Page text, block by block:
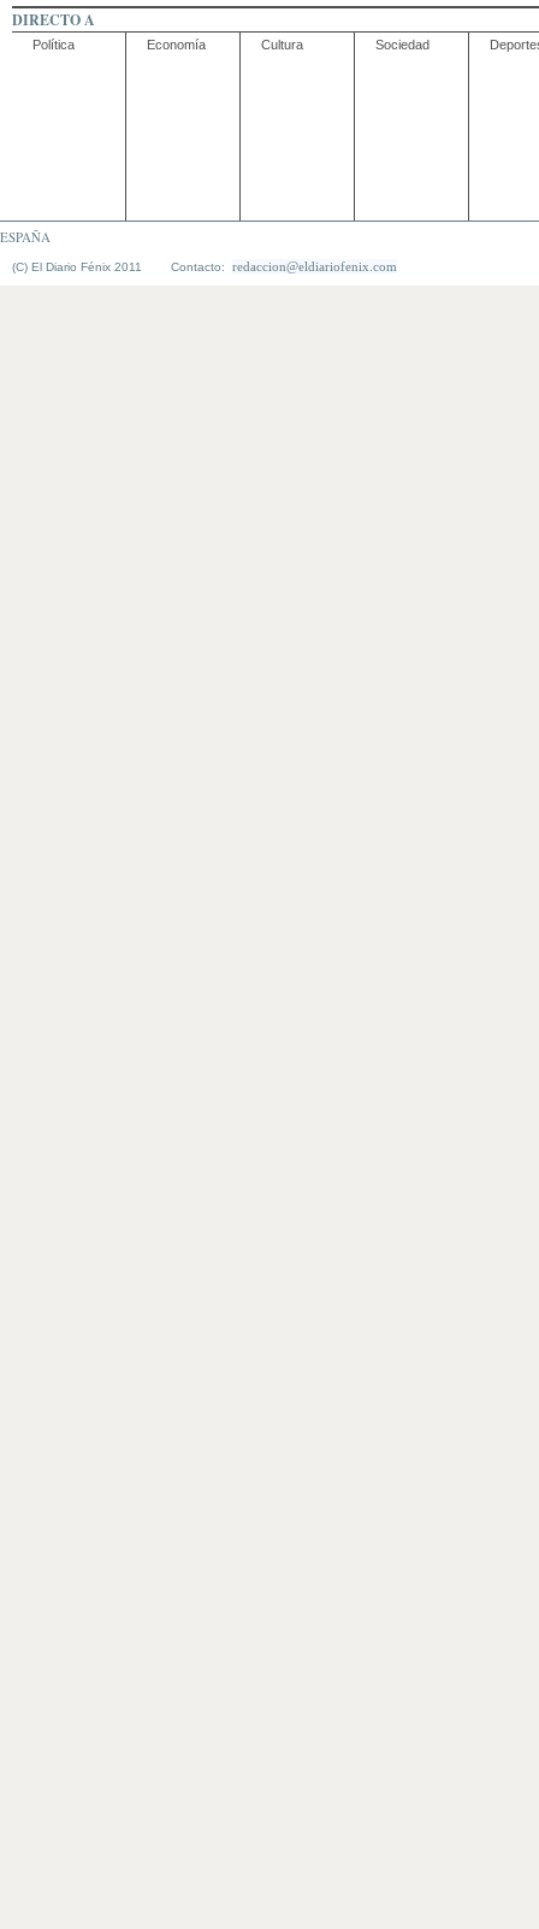
DIRECTO A
Política Economía Cultura Sociedad
ESPAÑA
(C) El Diario Fénix 2011 Contacto: redaccion@eldiariofenix.com